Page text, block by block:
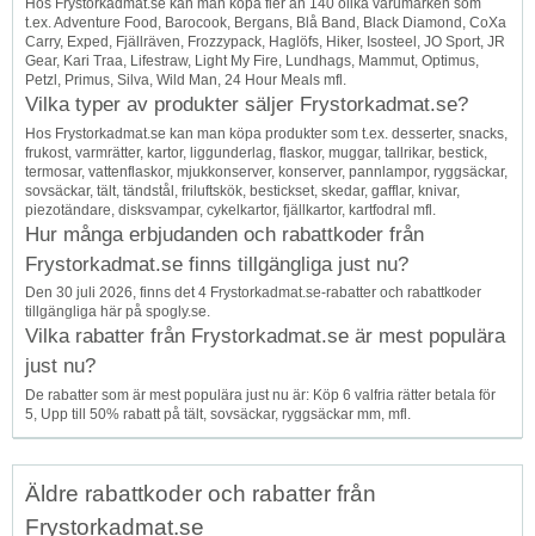
Hos Frystorkadmat.se kan man köpa fler än 140 olika varumärken som
t.ex. Adventure Food, Barocook, Bergans, Blå Band, Black Diamond, CoXa
Carry, Exped, Fjällräven, Frozzypack, Haglöfs, Hiker, Isosteel, JO Sport, JR
Gear, Kari Traa, Lifestraw, Light My Fire, Lundhags, Mammut, Optimus,
Petzl, Primus, Silva, Wild Man, 24 Hour Meals mfl.
Vilka typer av produkter säljer Frystorkadmat.se?
Hos Frystorkadmat.se kan man köpa produkter som t.ex. desserter, snacks,
frukost, varmrätter, kartor, liggunderlag, flaskor, muggar, tallrikar, bestick,
termosar, vattenflaskor, mjukkonserver, konserver, pannlampor, ryggsäckar,
sovsäckar, tält, tändstål, friluftskök, bestickset, skedar, gafflar, knivar,
piezotändare, disksvampar, cykelkartor, fjällkartor, kartfodral mfl.
Hur många erbjudanden och rabattkoder från
Frystorkadmat.se finns tillgängliga just nu?
Den 30 juli 2026, finns det 4 Frystorkadmat.se-rabatter och rabattkoder
tillgängliga här på spogly.se.
Vilka rabatter från Frystorkadmat.se är mest populära
just nu?
De rabatter som är mest populära just nu är: Köp 6 valfria rätter betala för
5, Upp till 50% rabatt på tält, sovsäckar, ryggsäckar mm, mfl.
Äldre rabattkoder och rabatter från
Frystorkadmat.se